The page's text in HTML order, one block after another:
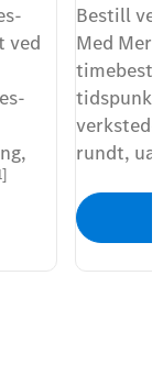
ved
Bestill
Med
tidspunkt
rundt,